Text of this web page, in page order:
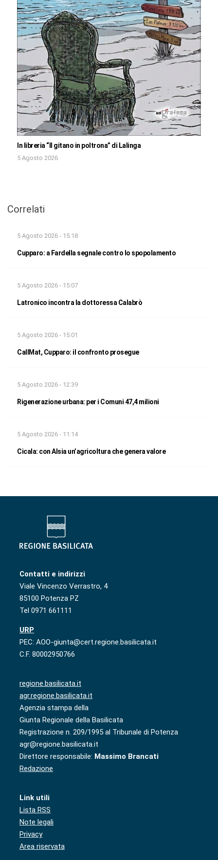
In libreria “Il gitano in poltrona” di Lalinga
5 Agosto 2026
Correlati
5 Agosto 2026 - 15:18
Cupparo: a Fardella segnale contro lo spopolamento
5 Agosto 2026 - 15:07
Latronico incontra la dottoressa Calabrò
5 Agosto 2026 - 15:01
CallMat, Cupparo: il confronto prosegue
5 Agosto 2026 - 12:39
Rigenerazione urbana: per i Comuni 47,4 milioni
5 Agosto 2026 - 11:14
Cicala: con Alsia un’agricoltura che genera valore
Contatti e indirizzi
Viale Vincenzo Verrastro, 4
85100 Potenza PZ
Tel 0971 661111
URP
PEC: AOO-giunta@cert.regione.basilicata.it
C.F. 80002950766
regione.basilicata.it
agr.regione.basilicata.it
Agenzia stampa della
Giunta Regionale della Basilicata
Registrazione n. 209/1995 al Tribunale di Potenza
agr@regione.basilicata.it
Direttore responsabile: Massimo Brancati
Redazione
Link utili
Lista RSS
Note legali
Privacy
Area riservata